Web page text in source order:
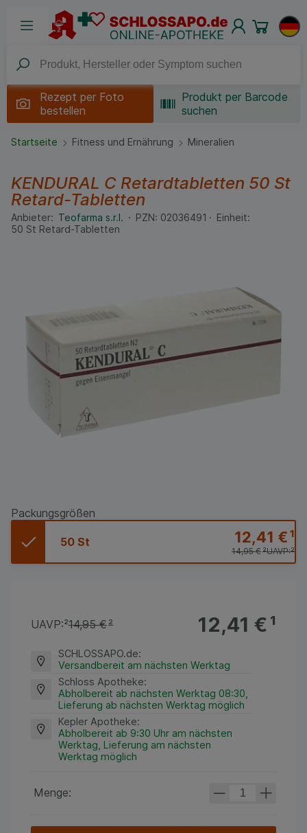
Rezept per Foto
bestellen
Produkt per Barcode
suchen
Startseite Fitness und Ernährung Mineralien
KENDURAL C Retardtabletten 50 St
Retard-Tabletten
Anbieter: Teofarma s.r.l. PZN: 02036491
Einheit:
50 St Retard-Tabletten
Packungsgrößen
50 St 12,41 €¹
UAVP:²
14,95 €²
12,41 €¹
UAVP:²14,95 €²
SCHLOSSAPO.de:
Versandbereit am nächsten Werktag
Schloss Apotheke:
Abholbereit ab nächsten Werktag 08:30,
Lieferung ab nächsten Werktag möglich
Kepler Apotheke:
Abholbereit ab 9:30 Uhr am nächsten
Werktag, Lieferung am nächsten
Werktag möglich
Menge: